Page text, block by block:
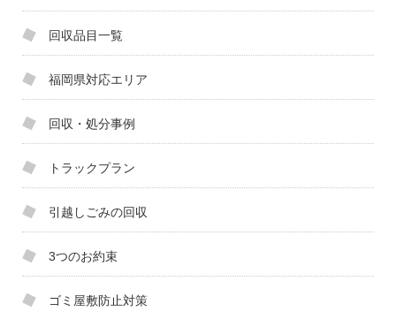
回収品目一覧
福岡県対応エリア
回収・処分事例
トラックプラン
引越しごみの回収
3つのお約束
ゴミ屋敷防止対策